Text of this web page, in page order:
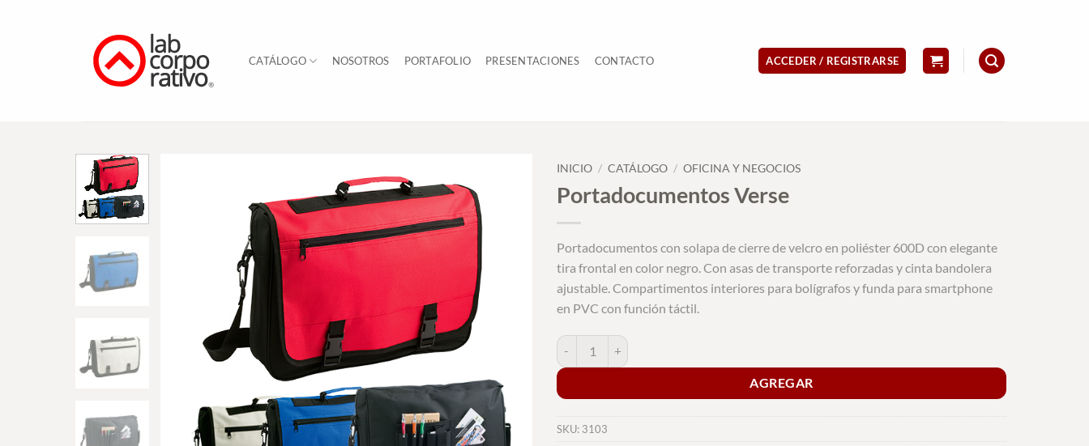
CATÁLOGO NOSOTROS PORTAFOLIO PRESENTACIONES CONTACTO ACCEDER / REGISTRARSE
INICIO / CATÁLOGO / OFICINA Y NEGOCIOS
Portadocumentos Verse
Portadocumentos con solapa de cierre de velcro en poliéster 600D con elegante
tira frontal en color negro. Con asas de transporte reforzadas y cinta bandolera
ajustable. Compartimentos interiores para bolígrafos y funda para smartphone
en PVC con función táctil.
Portadocumentos Verse cantidad
AGREGAR
SKU: 3103